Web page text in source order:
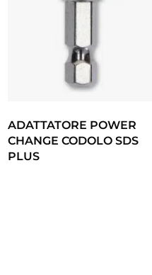
ADATTATORE POWER
CHANGE CODOLO SDS
PLUS